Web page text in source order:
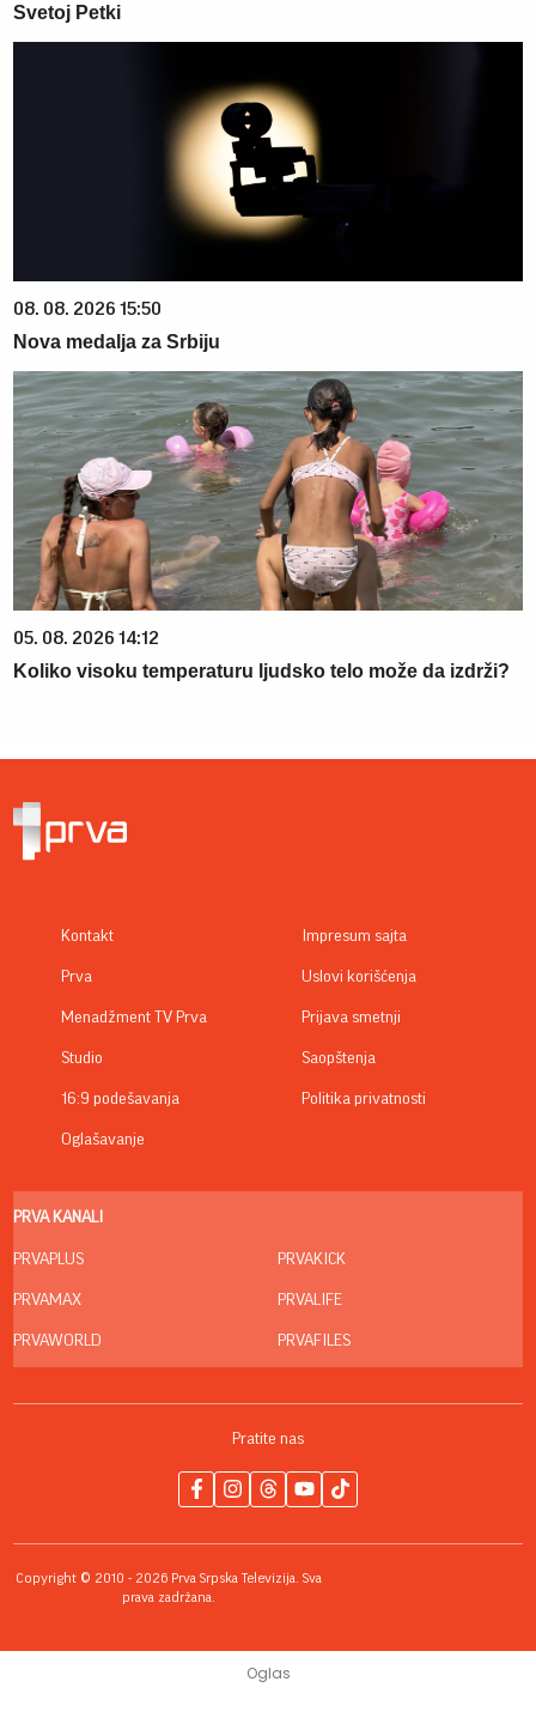
Svetoj Petki
08. 08. 2026 15:50
Nova medalja za Srbiju
05. 08. 2026 14:12
Koliko visoku temperaturu ljudsko telo može da izdrži?
Kontakt
Prva
Menadžment TV Prva
Studio
16:9 podešavanja
Oglašavanje
Impresum sajta
Uslovi korišćenja
Prijava smetnji
Saopštenja
Politika privatnosti
PRVA KANALI
PRVAPLUS
PRVAMAX
PRVAWORLD
PRVAKICK
PRVALIFE
PRVAFILES
Pratite nas
Copyright © 2010 - 2026 Prva Srpska Televizija. Sva
prava zadržana.